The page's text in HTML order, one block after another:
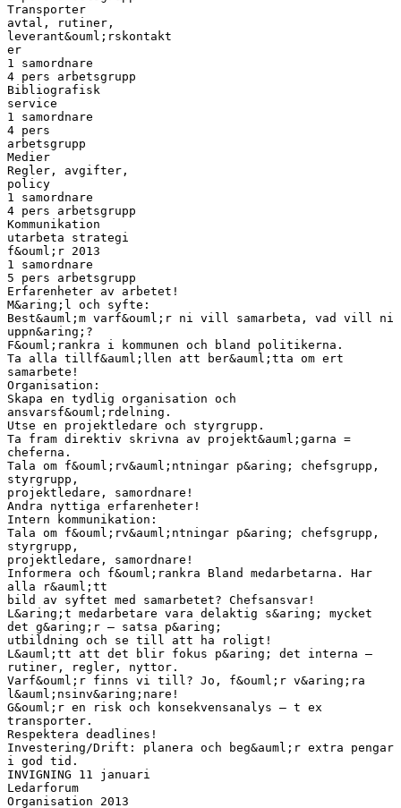
Transporter
avtal, rutiner,
leverant&ouml;rskontakt
er
1 samordnare
4 pers arbetsgrupp
Bibliografisk
service
1 samordnare
4 pers
arbetsgrupp
Medier
Regler, avgifter,
policy
1 samordnare
4 pers arbetsgrupp
Kommunikation
utarbeta strategi
f&ouml;r 2013
1 samordnare
5 pers arbetsgrupp
Erfarenheter av arbetet!
M&aring;l och syfte:
Best&auml;m varf&ouml;r ni vill samarbeta, vad vill ni
uppn&aring;?
F&ouml;rankra i kommunen och bland politikerna.
Ta alla tillf&auml;llen att ber&auml;tta om ert
samarbete!
Organisation:
Skapa en tydlig organisation och
ansvarsf&ouml;rdelning.
Utse en projektledare och styrgrupp.
Ta fram direktiv skrivna av projekt&auml;garna =
cheferna.
Tala om f&ouml;rv&auml;ntningar p&aring; chefsgrupp,
styrgrupp,
projektledare, samordnare!
Andra nyttiga erfarenheter!
Intern kommunikation:
Tala om f&ouml;rv&auml;ntningar p&aring; chefsgrupp,
styrgrupp,
projektledare, samordnare!
Informera och f&ouml;rankra Bland medarbetarna. Har
alla r&auml;tt
bild av syftet med samarbetet? Chefsansvar!
L&aring;t medarbetare vara delaktig s&aring; mycket
det g&aring;r – satsa p&aring;
utbildning och se till att ha roligt!
L&auml;tt att det blir fokus p&aring; det interna –
rutiner, regler, nyttor.
Varf&ouml;r finns vi till? Jo, f&ouml;r v&aring;ra
l&auml;nsinv&aring;nare!
G&ouml;r en risk och konsekvensanalys – t ex
transporter.
Respektera deadlines!
Investering/Drift: planera och beg&auml;r extra pengar
i god tid.
INVIGNING 11 januari
Ledarforum
Organisation 2013